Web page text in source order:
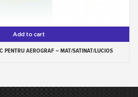
Add to cart
PENTRU AEROGRAF – MAT/SATINAT/LUCIOS